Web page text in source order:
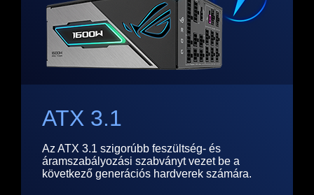
ATX 3.1
Az ATX 3.1 szigorúbb feszültség- és
áramszabályozási szabványt vezet be a
következő generációs hardverek számára.